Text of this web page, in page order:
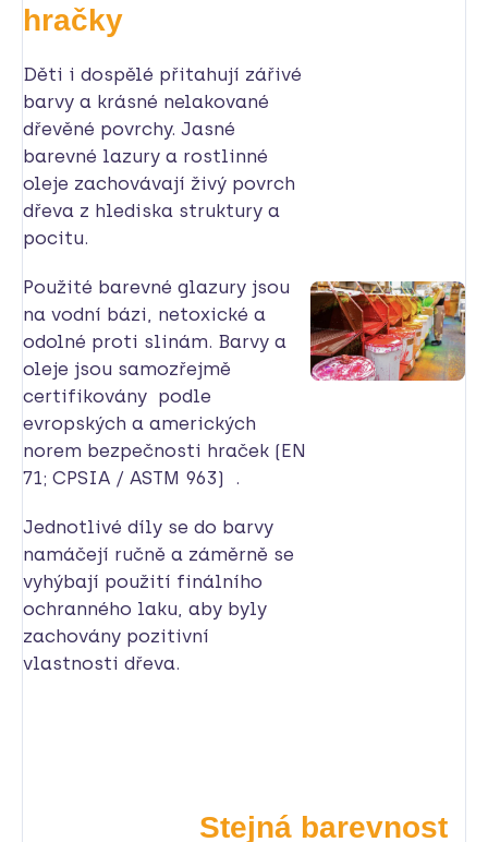
hračky
Děti i dospělé přitahují zářivé
barvy a krásné nelakované
dřevěné povrchy. Jasné
barevné lazury a rostlinné
oleje zachovávají živý povrch
dřeva z hlediska struktury a
pocitu.
Použité barevné glazury jsou
na vodní bázi, netoxické a
odolné proti slinám. Barvy a
oleje jsou samozřejmě
certifikovány podle
evropských a amerických
norem bezpečnosti hraček (EN
71; CPSIA / ASTM 963) .
Jednotlivé díly se do barvy
namáčejí ručně a záměrně se
vyhýbají použití finálního
ochranného laku, aby byly
zachovány pozitivní
vlastnosti dřeva.
Stejná barevnost